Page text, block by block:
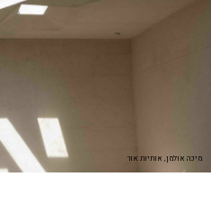
מיכה אולמן, אותיות אור